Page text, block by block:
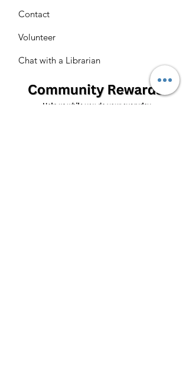
Contact
Volunteer
Chat with a Librarian